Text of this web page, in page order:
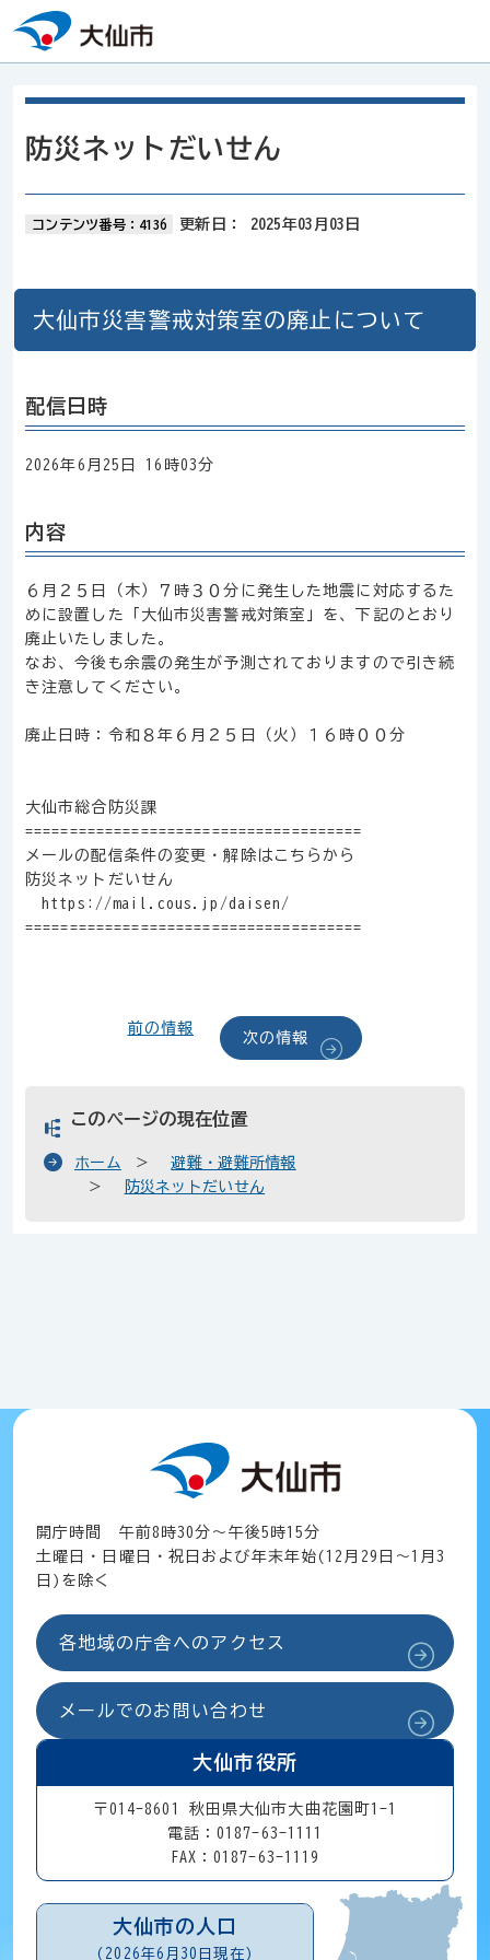
本文へスキップ
防災ネットだいせん
コンテンツ番号：4136 更新日： 2025年03月03日
大仙市災害警戒対策室の廃止について
配信日時
2026年6月25日 16時03分
内容
６月２５日（木）７時３０分に発生した地震に対応するた
めに設置した「大仙市災害警戒対策室」を、下記のとおり
廃止いたしました。
なお、今後も余震の発生が予測されておりますので引き続
き注意してください。
廃止日時：令和８年６月２５日（火）１６時００分
大仙市総合防災課
======================================
メールの配信条件の変更・解除はこちらから
防災ネットだいせん
https://mail.cous.jp/daisen/
======================================
前の情報
次の情報
このページの現在位置
ホーム
避難・避難所情報
防災ネットだいせん
開庁時間 午前8時30分～午後5時15分
土曜日・日曜日・祝日および年末年始(12月29日～1月3
日)を除く
各地域の庁舎へのアクセス
メールでのお問い合わせ
大仙市役所
〒014-8601 秋田県大仙市大曲花園町1-1
電話：0187-63-1111
FAX：0187-63-1119
大仙市の人口
(2026年6月30日現在)